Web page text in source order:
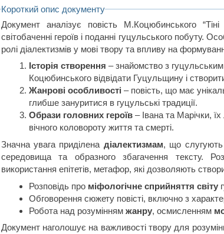
Короткий опис документу
Документ аналізує повість М.Коцюбинського
світобаченні героїв і поданні гуцульського побуту.
ролі діалектизмів у мові твору та впливу на
Історія створення – знайомство з
Коцюбинського відвідати Гуцульщину і
Жанрові особливості – повість, що має
глибше зануритися в гуцульські традиції.
Образи головних героїв – Івана та Марічки,
вічного коловороту життя та смерті.
Значна увага приділена діалектизмам, що слугують
середовища та образного збагачення тексту.
використання епітетів, метафор, які дозволяють
Розповідь про міфологічне сприйняття світу
Обговорення сюжету повісті, включно з
Робота над розуміннямжанру, осмисленням
Документ наголошує на важливості твору для